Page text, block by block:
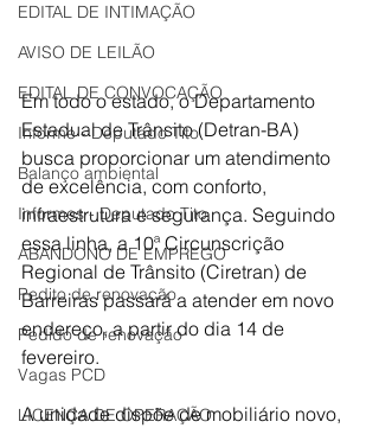
EDITAL DE INTIMAÇÃO
AVISO DE LEILÃO
EDITAL DE CONVOCAÇÃO
Informe - Deputado Tito
Balanço ambiental
Informes - Deputado Tito
ABANDONO DE EMPREGO
Pedito de renovação
Pedido de renovação
Vagas PCD
LICENÇA DE OPERAÇÃO
Em todo o estado, o Departamento
Estadual de Trânsito (Detran-BA)
busca proporcionar um atendimento
de excelência, com conforto,
infraestrutura e segurança. Seguindo
essa linha, a 10ª Circunscrição
Regional de Trânsito (Ciretran) de
Barreiras passará a atender em novo
endereço, a partir do dia 14 de
fevereiro.
A unidade dispõe de mobiliário novo,